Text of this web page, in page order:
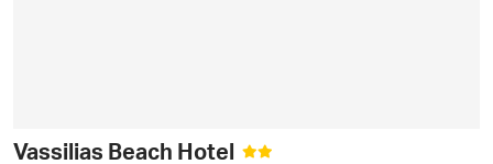
Vassilias Beach Hotel